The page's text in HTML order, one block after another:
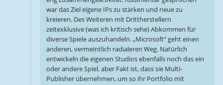
war das Ziel eigene IPs zu stärken und neue zu
kreieren. Des Weiteren mit Drittherstellern
zeitexklusive (was ich kritisch sehe) Abkommen für
diverse Spiele auszuhandeln. „Microsoft“ geht einen
anderen, vermeintlich radialeren Weg. Natürlich
entwickeln die eigenen Studios ebenfalls noch das ein
oder andere Spiel, aber Fakt ist, dass sie Multi-
Publisher übernehmen, um so ihr Portfolio mit